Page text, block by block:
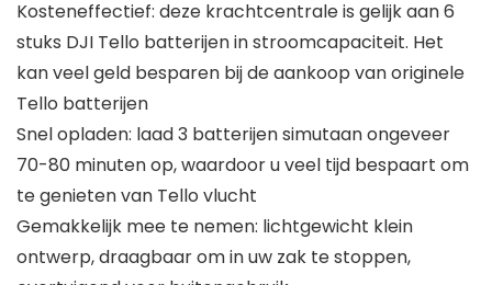
Kosteneffectief: deze krachtcentrale is gelijk aan 6
stuks DJI Tello batterijen in stroomcapaciteit. Het
kan veel geld besparen bij de aankoop van originele
Tello batterijen
Snel opladen: laad 3 batterijen simutaan ongeveer
70-80 minuten op, waardoor u veel tijd bespaart om
te genieten van Tello vlucht
Gemakkelijk mee te nemen: lichtgewicht klein
ontwerp, draagbaar om in uw zak te stoppen,